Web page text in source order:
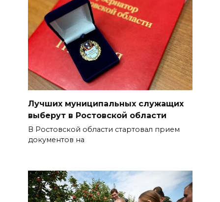
Лучших муниципальных служащих
выберут в Ростовской области
В Ростовской области стартовал прием
документов на